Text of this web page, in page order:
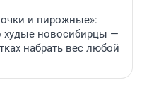
и пирожные»:
худые новосибирцы —
набрать вес любой